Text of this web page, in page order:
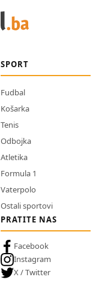
SPORT
Fudbal
Košarka
Tenis
Odbojka
Atletika
Formula 1
Vaterpolo
Ostali sportovi
PRATITE NAS
Facebook
Instagram
X / Twitter